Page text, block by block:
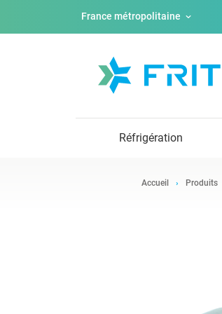
France métropolitaine
Réfrigération
Accueil Produits